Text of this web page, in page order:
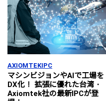
AXIOMTEKIPC
マシンビジョンやAIで工場を
DX化！ 拡張に優れた台湾・
Axiomtek社の最新IPCが登